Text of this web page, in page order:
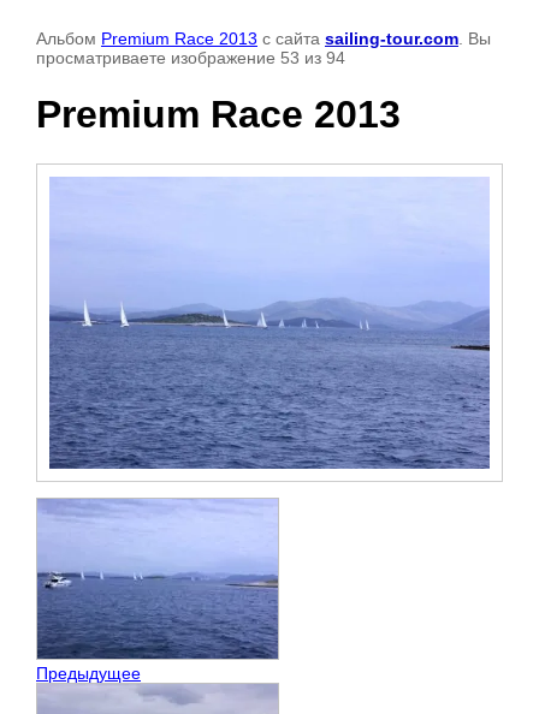
Альбом Premium Race 2013 с сайта sailing-tour.com . Вы
просматриваете изображение 53 из 94
Premium Race 2013
Предыдущее